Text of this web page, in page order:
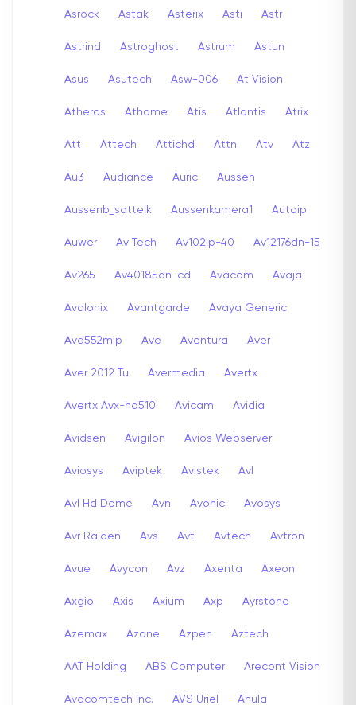
Asrock Astak Asterix Asti Astr
Astrind Astroghost Astrum Astun
Asus Asutech Asw-006 At Vision
Atheros Athome Atis Atlantis Atrix
Att Attech Attichd Attn Atv Atz
Au3 Audiance Auric Aussen
Aussenb_sattelk Aussenkamera1 Autoip
Auwer Av Tech Av102ip-40 Av12176dn-15
Av265 Av40185dn-cd Avacom Avaja
Avalonix Avantgarde Avaya Generic
Avd552mip Ave Aventura Aver
Aver 2012 Tu Avermedia Avertx
Avertx Avx-hd510 Avicam Avidia
Avidsen Avigilon Avios Webserver
Aviosys Aviptek Avistek Avl
Avl Hd Dome Avn Avonic Avosys
Avr Raiden Avs Avt Avtech Avtron
Avue Avycon Avz Axenta Axeon
Axgio Axis Axium Axp Ayrstone
Azemax Azone Azpen Aztech
AAT Holding ABS Computer Arecont Vision
Avacomtech Inc. AVS Uriel Ahula